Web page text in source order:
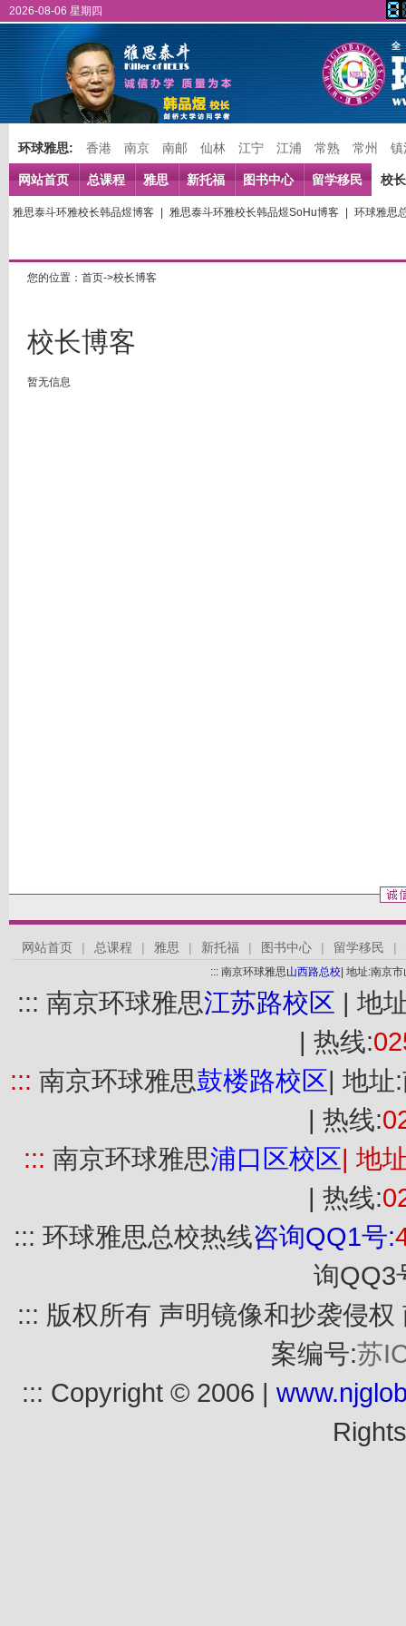
2026-08-06 星期四
环球雅思: 香港 南京 南邮 仙林 江宁 江浦 常熟 常州 镇
网站首页 总课程 雅思 新托福 图书中心 留学移民 校
雅思泰斗环雅校长韩品煜博客 雅思泰斗环雅校长韩品煜SoHu博客 环球雅思
您的位置：首页->校长博客
校长博客
暂无信息
网站首页 | 总课程 | 雅思 | 新托福 | 图书中心 | 留学移民 |
::: 南京环球雅思山西路总校 | 地址:南京
::: 南京环球雅思江苏路校区 | 地
| 热线:
::: 南京环球雅思鼓楼路校区| 地址
| 热线:
::: 南京环球雅思浦口 区校区| 地
| 热线:
::: 环球雅思总校热线咨询QQ1号:
询QQ3
::: 版权所有 声明镜像和抄袭侵
案编号:苏
::: Copyright © 2006 |